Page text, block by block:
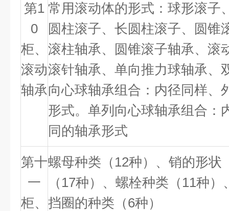
第1
0
柜、
滚动
轴承
常用滚动体的形式：球形滚子
圆柱滚子、长圆柱滚子、圆锥
滚柱轴承、圆锥滚子轴承、滚
滚针轴承、单向推力球轴承、
向心球轴承组合：内径同样、
形式。单列向心球轴承组合：
同的轴承形式
第十
一
柜、
螺母种类（ 12种）、销的形状
（ 17种）、螺栓种类（ 11种）
挡圈的种类（6种）